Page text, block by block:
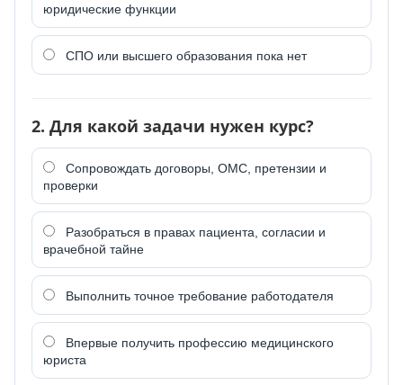
юридические функции
СПО или высшего образования пока нет
2. Для какой задачи нужен курс?
Сопровождать договоры, ОМС, претензии и
проверки
Разобраться в правах пациента, согласии и
врачебной тайне
Выполнить точное требование работодателя
Впервые получить профессию медицинского
юриста